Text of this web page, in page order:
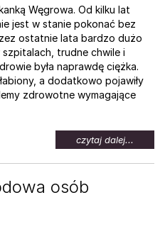
Węgrowa. Od kilku lat
jest w stanie pokonać bez
ostatnie lata bardzo dużo
szpitalach, trudne chwile i
była naprawdę ciężka.
a dodatkowo pojawiły
zdrowotne wymagające
czytaj dalej...
temat:
Pomoc
osób